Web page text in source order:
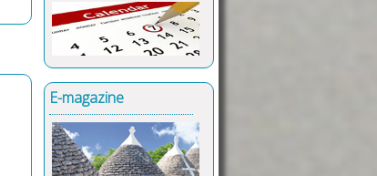
E-magazine